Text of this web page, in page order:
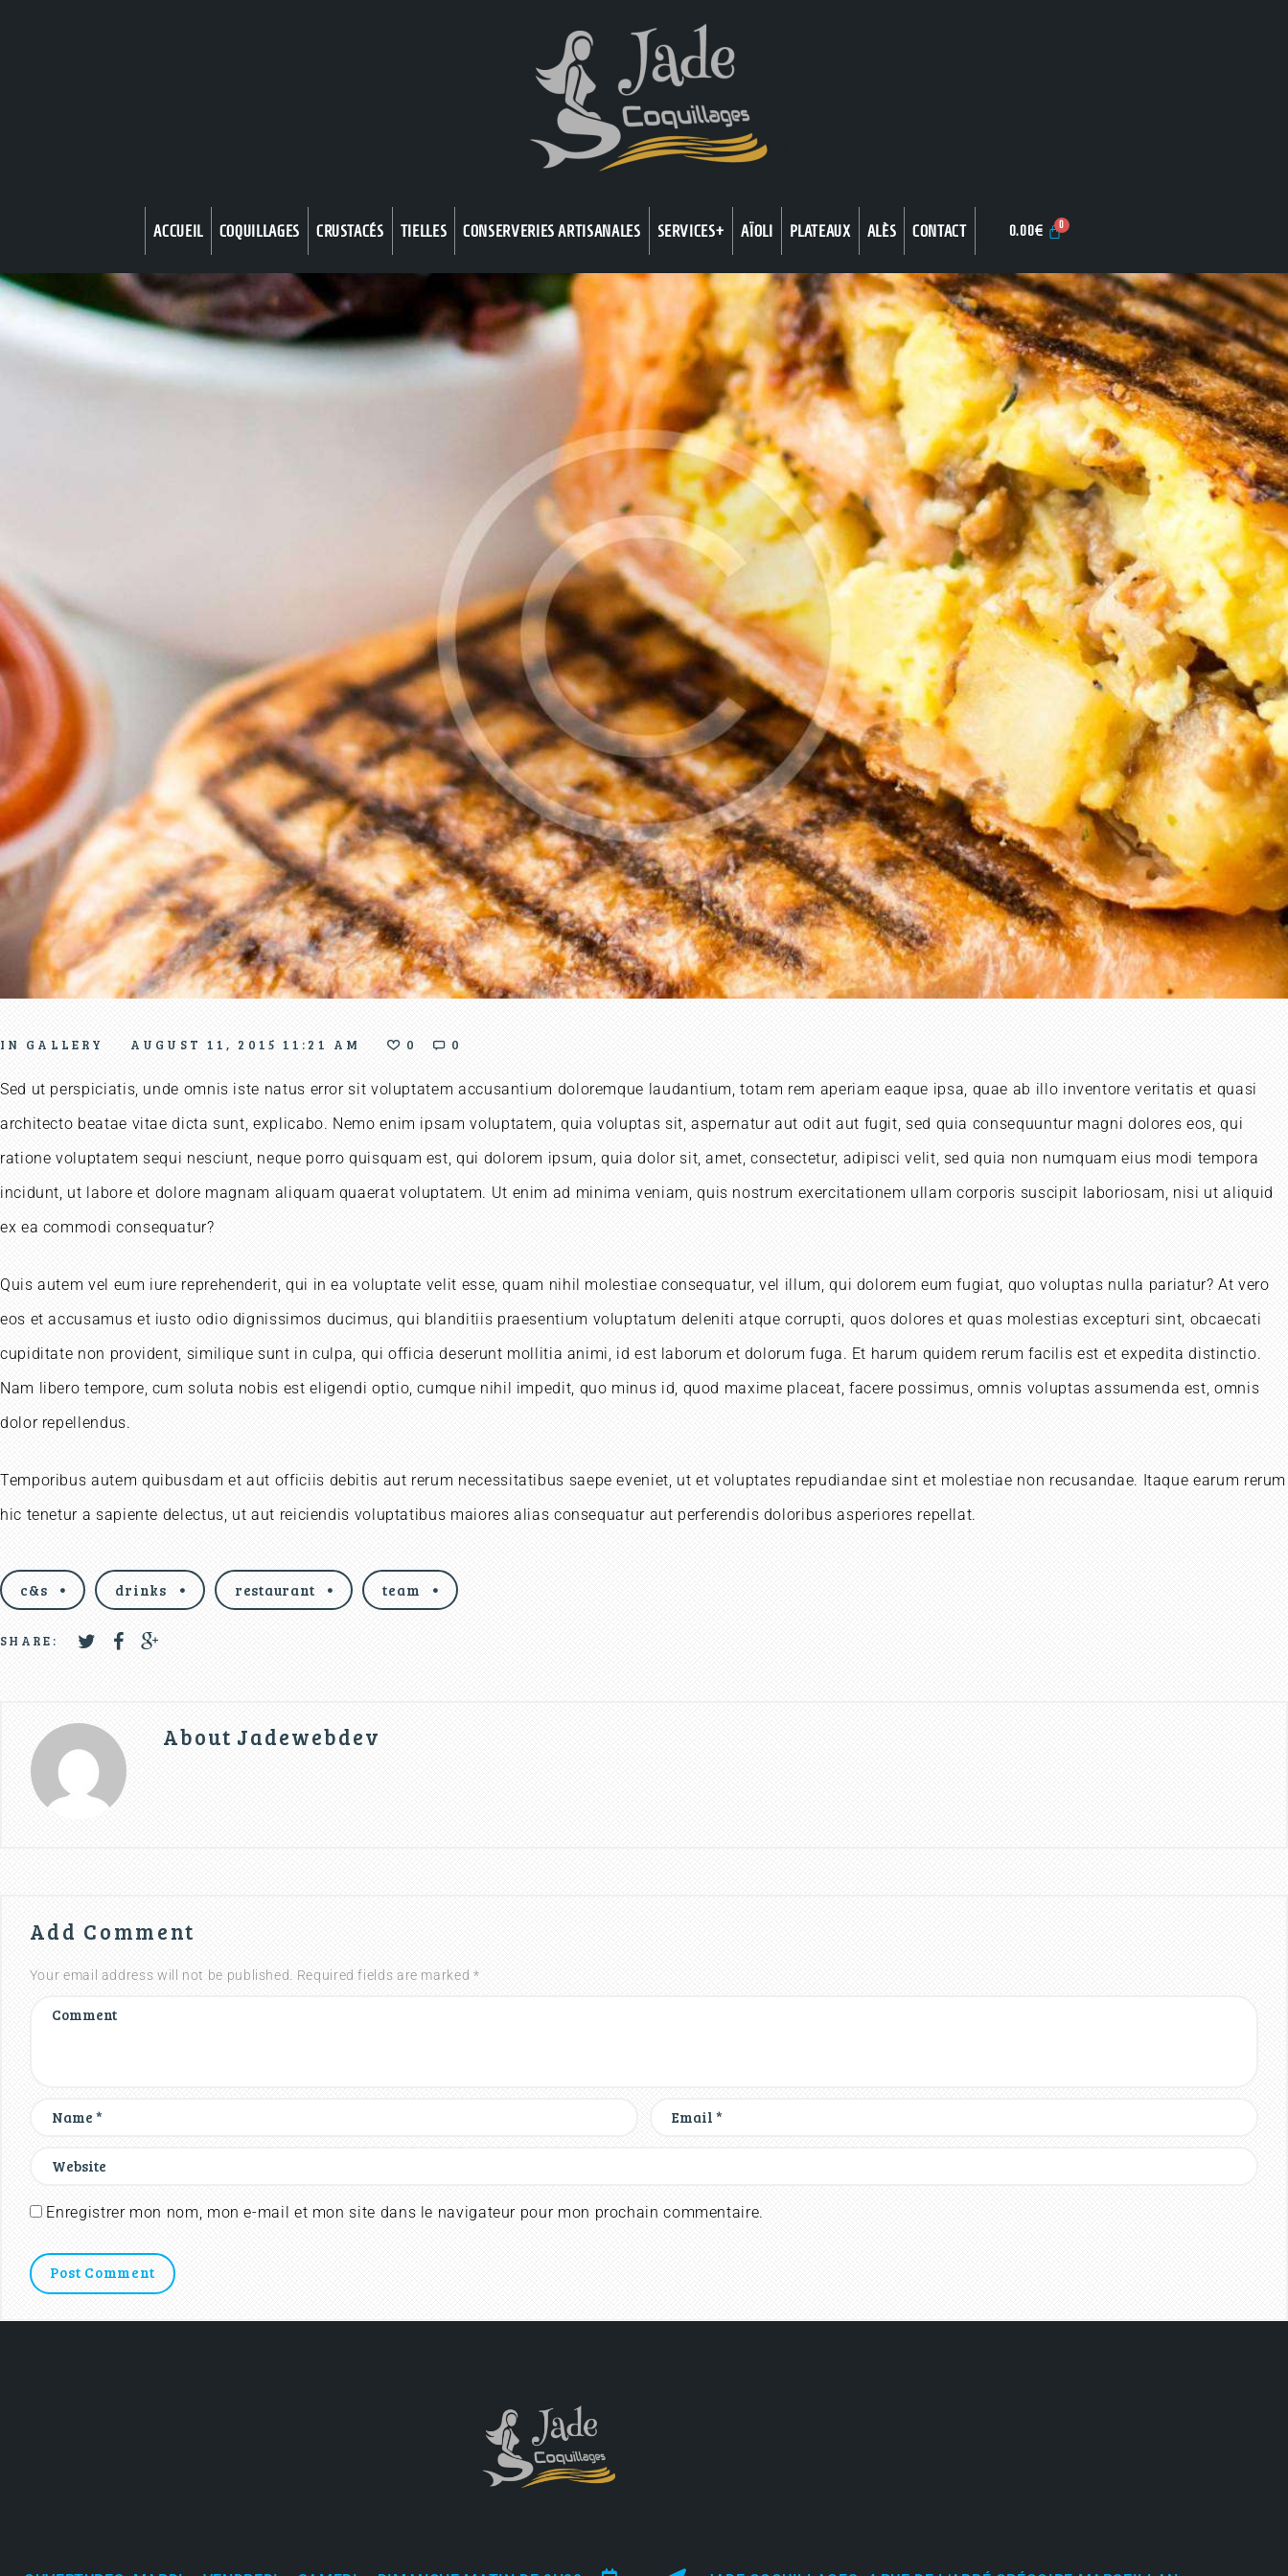
ACCUEIL COQUILLAGES CRUSTACÉS TIELLES CONSERVERIES ARTISANALES SERVICES+ AÏOLI PLATEAUX ALÈS CONTACT 0.00€
IN GALLERY AUGUST 11, 2015 11:21 AM 0 0
Sed ut perspiciatis, unde omnis iste natus error sit voluptatem accusantium doloremque laudantium, totam rem aperiam eaque ipsa, quae ab illo inventore veritatis et quasi
architecto beatae vitae dicta sunt, explicabo. Nemo enim ipsam voluptatem, quia voluptas sit, aspernatur aut odit aut fugit, sed quia consequuntur magni dolores eos, qui
ratione voluptatem sequi nesciunt, neque porro quisquam est, qui dolorem ipsum, quia dolor sit, amet, consectetur, adipisci velit, sed quia non numquam eius modi tempora
incidunt, ut labore et dolore magnam aliquam quaerat voluptatem. Ut enim ad minima veniam, quis nostrum exercitationem ullam corporis suscipit laboriosam, nisi ut aliquid
ex ea commodi consequatur?
Quis autem vel eum iure reprehenderit, qui in ea voluptate velit esse, quam nihil molestiae consequatur, vel illum, qui dolorem eum fugiat, quo voluptas nulla pariatur? At vero
eos et accusamus et iusto odio dignissimos ducimus, qui blanditiis praesentium voluptatum deleniti atque corrupti, quos dolores et quas molestias excepturi sint, obcaecati
cupiditate non provident, similique sunt in culpa, qui officia deserunt mollitia animi, id est laborum et dolorum fuga. Et harum quidem rerum facilis est et expedita distinctio.
Nam libero tempore, cum soluta nobis est eligendi optio, cumque nihil impedit, quo minus id, quod maxime placeat, facere possimus, omnis voluptas assumenda est, omnis
dolor repellendus.
Temporibus autem quibusdam et aut officiis debitis aut rerum necessitatibus saepe eveniet, ut et voluptates repudiandae sint et molestiae non recusandae. Itaque earum rerum
hic tenetur a sapiente delectus, ut aut reiciendis voluptatibus maiores alias consequatur aut perferendis doloribus asperiores repellat.
c&s drinks restaurant team
SHARE:
About Jadewebdev
Add Comment
Your email address will not be published. Required fields are marked *
Enregistrer mon nom, mon e-mail et mon site dans le navigateur pour mon prochain commentaire.